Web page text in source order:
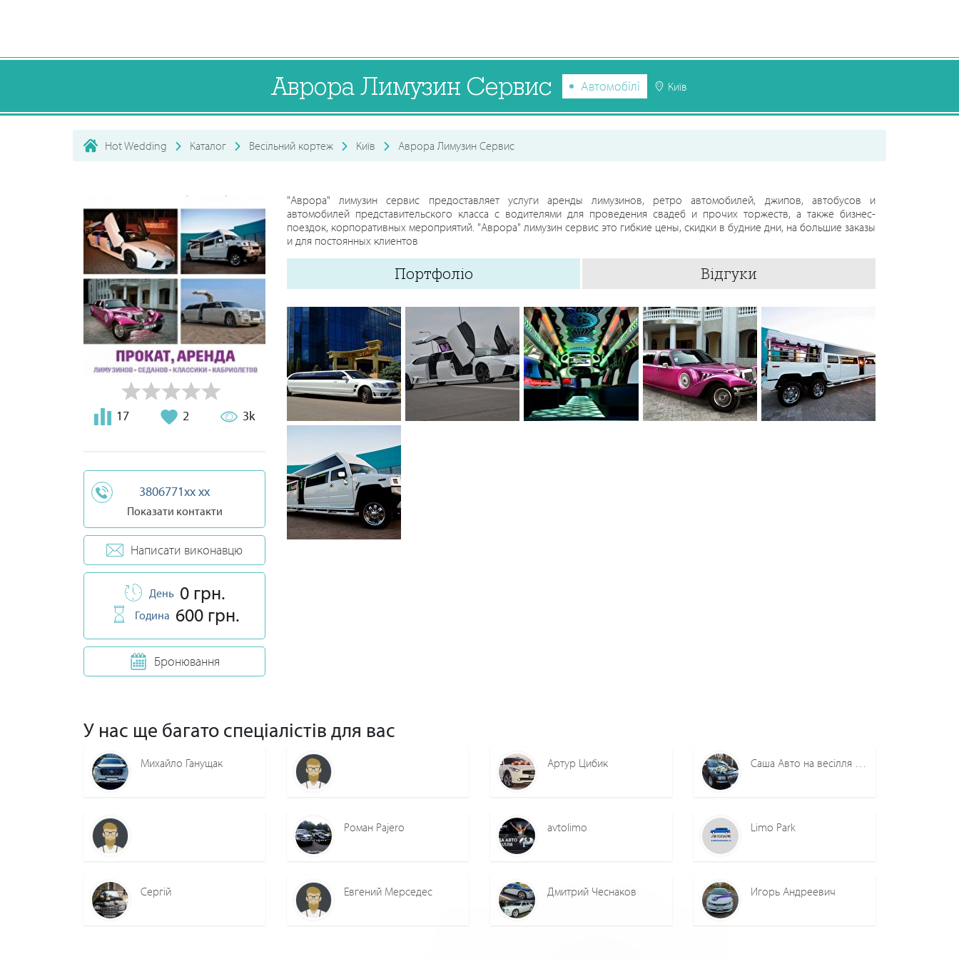
Аврора Лимузин Сервис Автомобілі Київ
Hot Wedding Каталог Весільний кортеж Київ Аврора Лимузин Сервис
17 2 3k
3806771xx xx
Показати контакти
Написати виконавцю
День 0 грн.
Година 600 грн.
Бронювання
"Аврора" лимузин сервис предоставляет услуги аренды лимузинов, ретро автомобилей, джипов, автобусов и
автомобилей представительского класса с водителями для проведения свадеб и прочих торжеств, а также бизнес-
поездок, корпоративных мероприятий. "Аврора" лимузин сервис это гибкие цены, скидки в будние дни, на большие заказы
и для постоянных клиентов
Портфоліо Відгуки
У нас ще багато спеціалістів для вас
Михайло Ганущак Артур Цибик Саша Авто на весілля Вінниця
Роман Pajero avtolimo Limo Park
Сергій Евгений Мерседес Дмитрий Чеснаков Игорь Андреевич